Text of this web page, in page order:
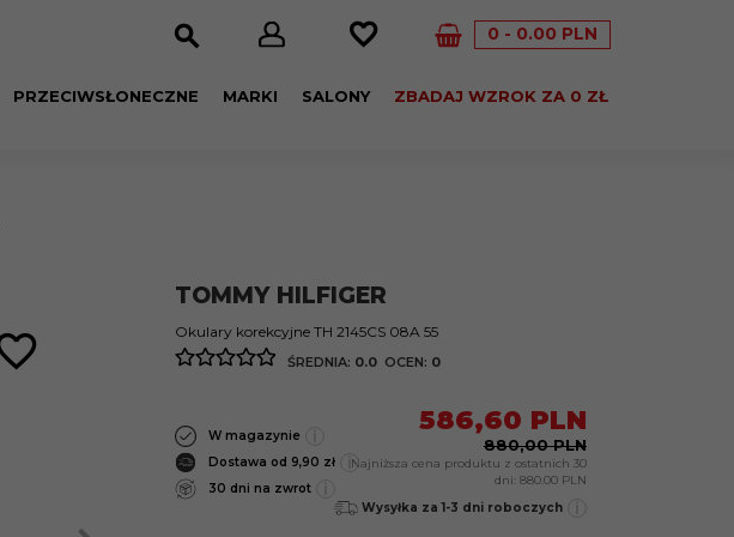
0 0.00 PLN
PRZECIWSŁONECZNE MARKI SALONY ZBADAJ WZROK ZA 0 ZŁ
TOMMY HILFIGER
Okulary korekcyjne TH 2145CS 08A 55
ŚREDNIA: 0.0OCEN: 0
W magazynie
Dostawa od 9,90 zł
30 dni na zwrot
586,60 PLN
880,00 PLN
Najniższa cena produktu z ostatnich 30
dni: 880.00 PLN
Wysyłka za 1-3 dni roboczych